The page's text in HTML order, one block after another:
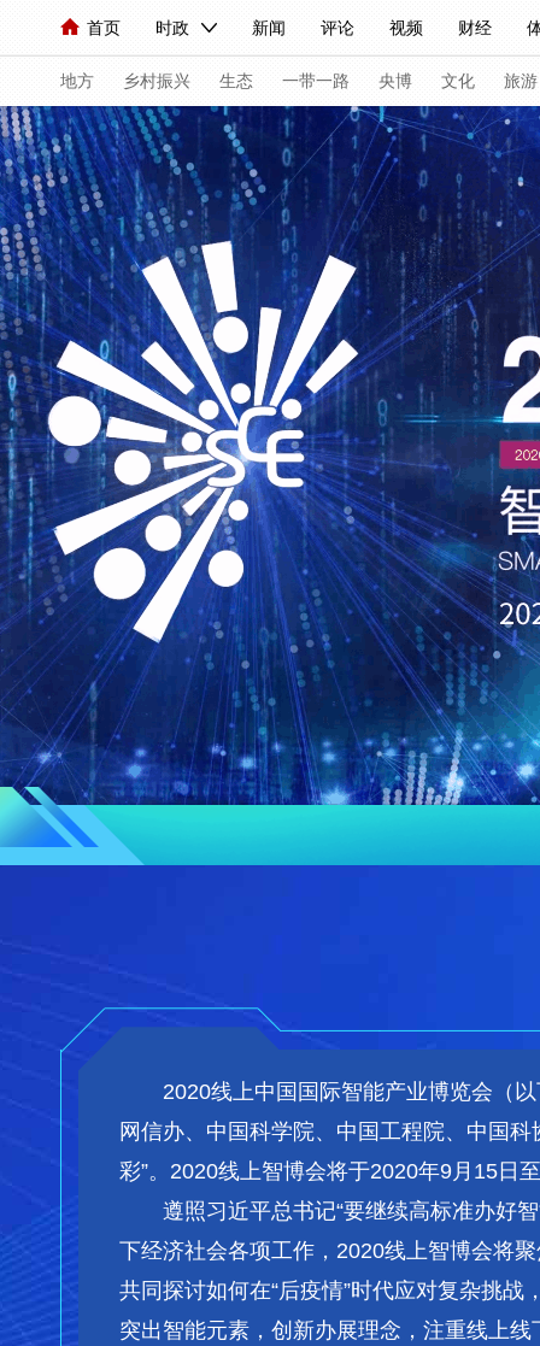
首页 时政 新闻 评论 视频 财经
人民领袖习近平 联播+ 中国领导人 央视快评 习式
直播 栏目大全 节目单 听音 微视频 主
海外频道 iPanda English Монгол
地方 乡村振兴 生态 一带一路 央博 文化 旅游
总台春晚 网络春晚 共产党员网 秧纪录 纪
新闻 国内 国际 评论 经济 军事 科
人民领袖习近平 联播+ 热解读 天天学习
视频 小央视频 小央直播 熊猫频
现场 前线 比划 快看 蓝海中国 新兵请
体育 直播 竞猜 2026年世界杯 2026年冬
VIP会员 CCTV奥林匹克频道 生活体育大会 体
教育 乡村振兴 生态环境 一带一路
大国智造 大国展会 大国保险 云顶对话 云
CCTV.节目官网 直播 节目单 栏目 片库
2020线上中国国际智能产业博览会（
网信办、中国科学院、中国工程院、中国
彩”。2020线上智博会将于2020年9月15日
遵照习近平总书记“要继续高标准办好智
下经济社会各项工作，2020线上智博会将
共同探讨如何在“后疫情”时代应对复杂挑战
突出智能元素，创新办展理念，注重线上